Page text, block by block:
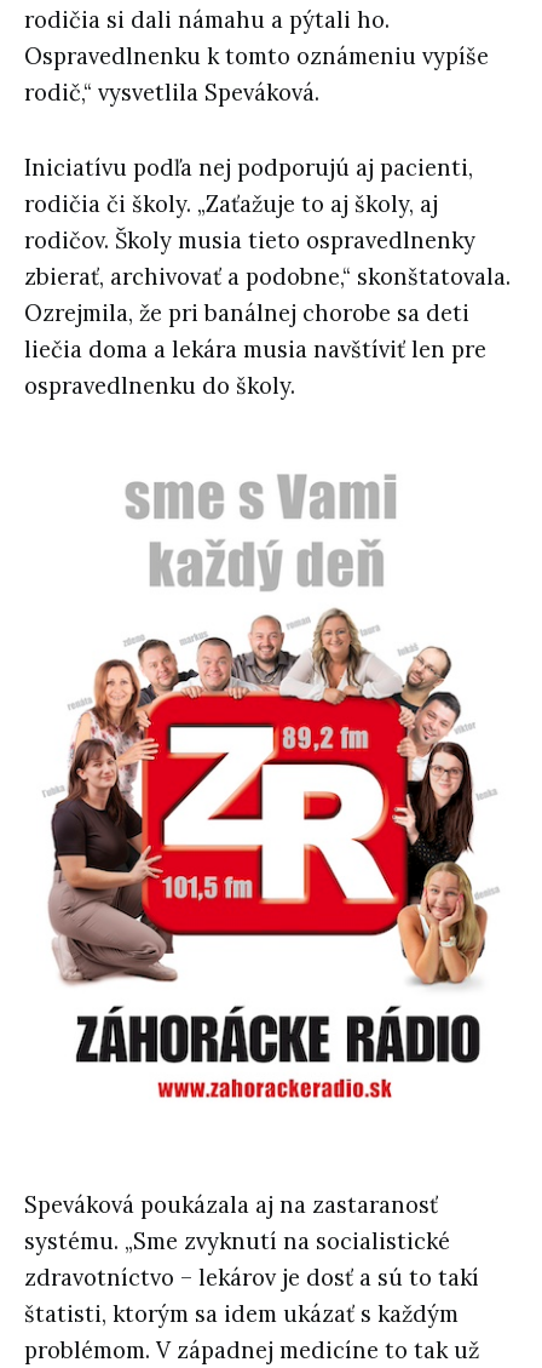
rodičia si dali námahu a pýtali ho.
Ospravedlnenku k tomto oznámeniu vypíše
rodič,“ vysvetlila Speváková.
Iniciatívu podľa nej podporujú aj pacienti,
rodičia či školy. „Zaťažuje to aj školy, aj
rodičov. Školy musia tieto ospravedlnenky
zbierať, archivovať a podobne,“ skonštatovala.
Ozrejmila, že pri banálnej chorobe sa deti
liečia doma a lekára musia navštíviť len pre
ospravedlnenku do školy.
Speváková poukázala aj na zastaranosť
systému. „Sme zvyknutí na socialistické
zdravotníctvo – lekárov je dosť a sú to takí
štatisti, ktorým sa idem ukázať s každým
problémom. V západnej medicíne to tak už